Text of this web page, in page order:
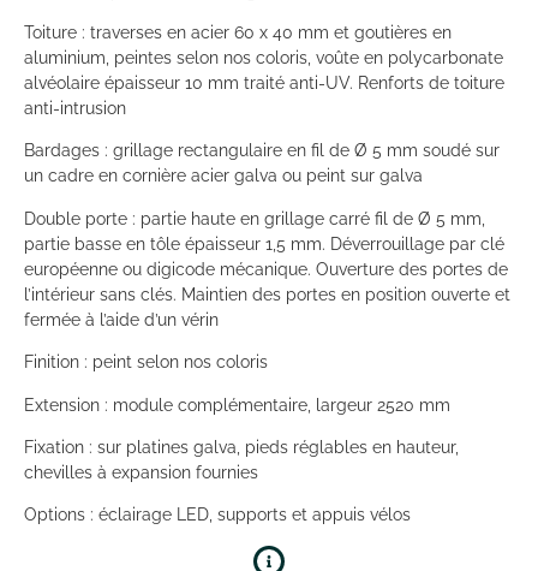
Toiture : traverses en acier 60 x 40 mm et goutières en
aluminium, peintes selon nos coloris, voûte en polycarbonate
alvéolaire épaisseur 10 mm traité anti-UV. Renforts de toiture
anti-intrusion
Bardages : grillage rectangulaire en fil de Ø 5 mm soudé sur
un cadre en cornière acier galva ou peint sur galva
Double porte : partie haute en grillage carré fil de Ø 5 mm,
partie basse en tôle épaisseur 1,5 mm. Déverrouillage par clé
européenne ou digicode mécanique. Ouverture des portes de
l’intérieur sans clés. Maintien des portes en position ouverte et
fermée à l’aide d’un vérin
Finition : peint selon nos coloris
Extension : module complémentaire, largeur 2520 mm
Fixation : sur platines galva, pieds réglables en hauteur,
chevilles à expansion fournies
Options : éclairage LED, supports et appuis vélos